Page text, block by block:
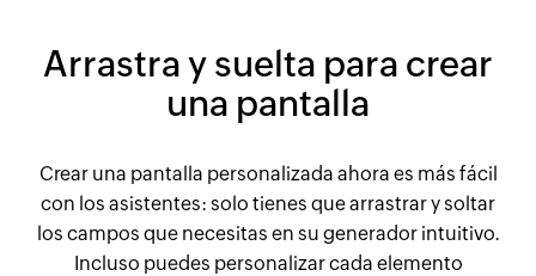
Arrastra y suelta para crear
una pantalla
Crear una pantalla personalizada ahora es más fácil
con los asistentes: solo tienes que arrastrar y soltar
los campos que necesitas en su generador intuitivo.
Incluso puedes personalizar cada elemento